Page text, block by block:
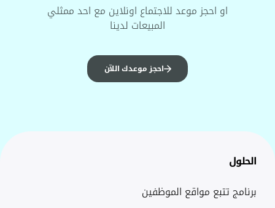
او احجز موعد للاجتماع اونلاين مع احد ممثلي
المبيعات لدينا
احجز موعدك اللآن
الحلول
برنامج تتبع مواقع الموظفين